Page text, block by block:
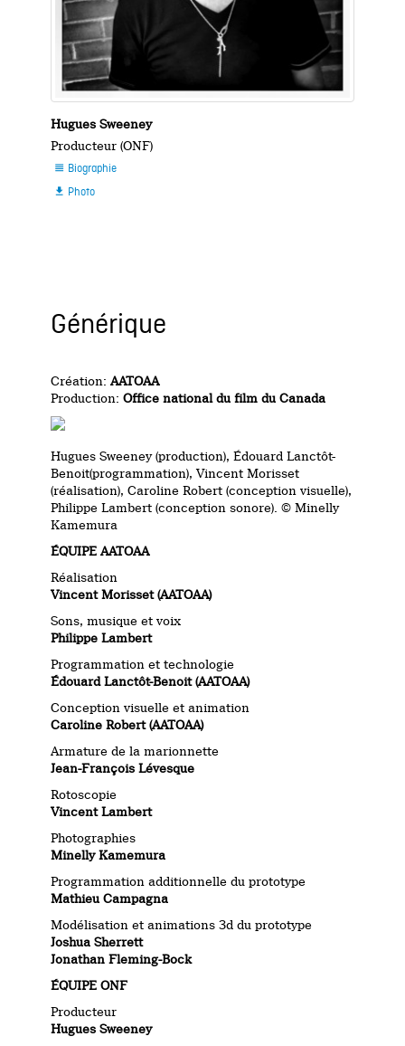
Hugues Sweeney
Producteur (ONF)
 Biographie
 Photo
Générique
Création:AATOAA
Production:Office national du film du Canada
Hugues Sweeney (production), Édouard Lanctôt-
Benoit(programmation), Vincent Morisset
(réalisation), Caroline Robert (conception visuelle),
Philippe Lambert (conception sonore). © Minelly
Kamemura
ÉQUIPE AATOAA
Réalisation
Vincent Morisset (AATOAA)
Sons, musique et voix
Philippe Lambert
Programmation et technologie
Édouard Lanctôt-Benoit (AATOAA)
Conception visuelle et animation
Caroline Robert (AATOAA)
Armature de la marionnette
Jean-François Lévesque
Rotoscopie
Vincent Lambert
Photographies
Minelly Kamemura
Programmation additionnelle du prototype
Mathieu Campagna
Modélisation et animations 3d du prototype
Joshua Sherrett
Jonathan Fleming-Bock
ÉQUIPE ONF
Producteur
Hugues Sweeney